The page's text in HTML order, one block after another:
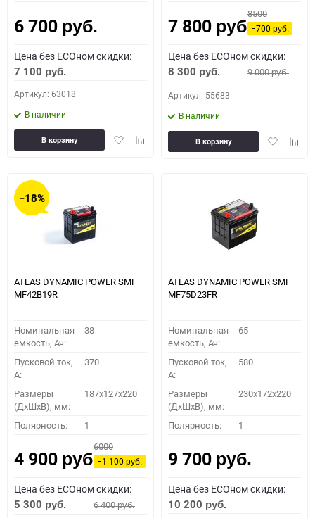
6 700 руб.
Цена без ECOном скидки:
7 100 руб.
Артикул: 63018
В наличии
ДобавитьДобавить
В корзину
7 800 руб.
8500
−700руб.
Цена без ECOном скидки:
8 300 руб. 9 000руб.
Артикул: 55683
В наличии
Добавить
В корзину
−18%
ATLAS DYNAMIC POWER SMF
MF42B19R
Номинальная
емкость, Ач:
38
Пусковой ток,
A:
370
Размеры
(ДхШхВ), мм:
187x127x220
Полярность: 1
4 900 руб.
6000
−1 100руб.
Цена без ECOном скидки:
5 300 руб. 6 400руб.
ATLAS DYNAMIC POWER SMF
MF75D23FR
Номинальная
емкость, Ач:
65
Пусковой ток,
A:
580
Размеры
(ДхШхВ), мм:
230x172x220
Полярность: 1
9 700 руб.
Цена без ECOном скидки:
10 200 руб.